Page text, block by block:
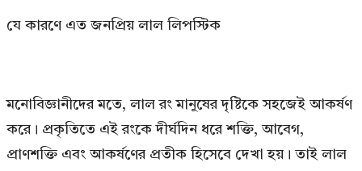
যে কারণে এত জনপ্রিয় লাল লিপস্টিক
মনোবিজ্ঞানীদের মতে, লাল রং মানুষের দৃষ্টিকে সহজেই আকর্ষণ
করে। প্রকৃতিতে এই রংকে দীর্ঘদিন ধরে শক্তি, আবেগ,
প্রাণশক্তি এবং আকর্ষণের প্রতীক হিসেবে দেখা হয়। তাই লাল